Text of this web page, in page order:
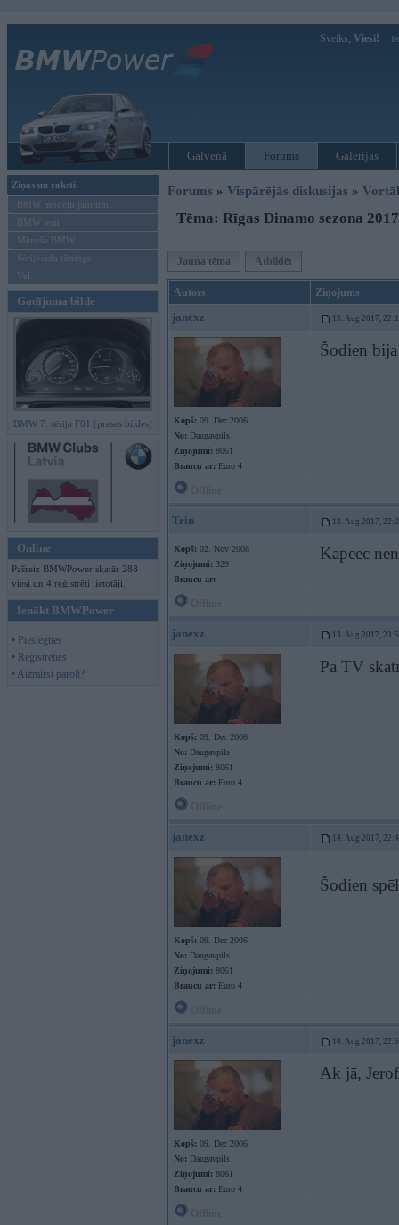
Sveiks, Viesi!
Galvenā Forums Galerijas
Ziņas un raksti
BMW modeļu jaunumi
BMW testi
Mēneša BMW
Sērijveida tūnings
Vel...
Gadījuma bilde
BMW 7. sērija F01 (preses bildes)
Online
Pašreiz BMWPower skatās 288
viesi un 4 reģistrēti lietotāji.
Ienākt BMWPower
• Pieslēgties
• Reģistrēties
• Aizmirsi paroli?
Forums » Vispārējās diskusijas »
Tēma: Rīgas Dinamo sezona
Jauna tēma Atbildēt
Autors Ziņojums
janexz 13. Aug 2017,
Kopš: 09. Dec 2006
No: Daugavpils
Ziņojumi: 8061
Braucu ar: Euro 4
Šodien
Trin 13. Aug 2017,
Kopš: 02. Nov 2008
Ziņojumi: 329
Braucu ar:
Kapeec
janexz 13. Aug 2017,
Kopš: 09. Dec 2006
No: Daugavpils
Ziņojumi: 8061
Braucu ar: Euro 4
Pa TV
janexz 14. Aug 2017,
Kopš: 09. Dec 2006
No: Daugavpils
Ziņojumi: 8061
Braucu ar: Euro 4
Šodien
janexz 14. Aug 2017,
Kopš: 09. Dec 2006
No: Daugavpils
Ziņojumi: 8061
Braucu ar: Euro 4
Ak jā,